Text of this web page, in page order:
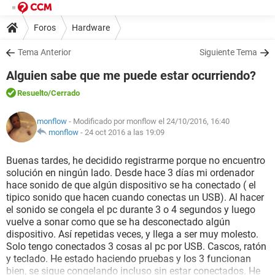
Foros Hardware
Tema Anterior Siguiente Tema
Alguien sabe que me puede estar ocurriendo?
Resuelto/Cerrado
monflow - Modificado por monflow el 24/10/2016, 16:40
monflow - 24 oct 2016 a las 19:09
Buenas tardes, he decidido registrarme porque no encuentro
solución en ningún lado. Desde hace 3 días mi ordenador
hace sonido de que algún dispositivo se ha conectado ( el
tipico sonido que hacen cuando conectas un USB). Al hacer
el sonido se congela el pc durante 3 o 4 segundos y luego
vuelve a sonar como que se ha desconectado algún
dispositivo. Así repetidas veces, y llega a ser muy molesto.
Solo tengo conectados 3 cosas al pc por USB. Cascos, ratón
y teclado. He estado haciendo pruebas y los 3 funcionan
bien, se sigue congelando incluso sin estar conectados. He